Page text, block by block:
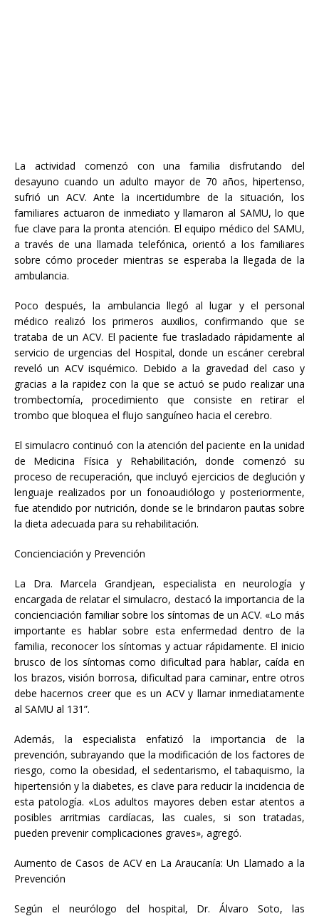
La actividad comenzó con una familia disfrutando del
desayuno cuando un adulto mayor de 70 años, hipertenso,
sufrió un ACV. Ante la incertidumbre de la situación, los
familiares actuaron de inmediato y llamaron al SAMU, lo que
fue clave para la pronta atención. El equipo médico del SAMU,
a través de una llamada telefónica, orientó a los familiares
sobre cómo proceder mientras se esperaba la llegada de la
ambulancia.
Poco después, la ambulancia llegó al lugar y el personal
médico realizó los primeros auxilios, confirmando que se
trataba de un ACV. El paciente fue trasladado rápidamente al
servicio de urgencias del Hospital, donde un escáner cerebral
reveló un ACV isquémico. Debido a la gravedad del caso y
gracias a la rapidez con la que se actuó se pudo realizar una
trombectomía, procedimiento que consiste en retirar el
trombo que bloquea el flujo sanguíneo hacia el cerebro.
El simulacro continuó con la atención del paciente en la unidad
de Medicina Física y Rehabilitación, donde comenzó su
proceso de recuperación, que incluyó ejercicios de deglución y
lenguaje realizados por un fonoaudiólogo y posteriormente,
fue atendido por nutrición, donde se le brindaron pautas sobre
la dieta adecuada para su rehabilitación.
Concienciación y Prevención
La Dra. Marcela Grandjean, especialista en neurología y
encargada de relatar el simulacro, destacó la importancia de la
concienciación familiar sobre los síntomas de un ACV. «Lo más
importante es hablar sobre esta enfermedad dentro de la
familia, reconocer los síntomas y actuar rápidamente. El inicio
brusco de los síntomas como dificultad para hablar, caída en
los brazos, visión borrosa, dificultad para caminar, entre otros
debe hacernos creer que es un ACV y llamar inmediatamente
al SAMU al 131”.
Además, la especialista enfatizó la importancia de la
prevención, subrayando que la modificación de los factores de
riesgo, como la obesidad, el sedentarismo, el tabaquismo, la
hipertensión y la diabetes, es clave para reducir la incidencia de
esta patología. «Los adultos mayores deben estar atentos a
posibles arritmias cardíacas, las cuales, si son tratadas,
pueden prevenir complicaciones graves», agregó.
Aumento de Casos de ACV en La Araucanía: Un Llamado a la
Prevención
Según el neurólogo del hospital, Dr. Álvaro Soto, las